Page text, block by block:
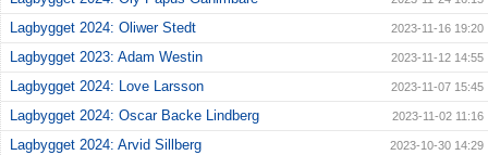
Lagbygget 2024: Oliwer Stedt 2023-11-16 19:20
Lagbygget 2023: Adam Westin 2023-11-12 14:55
Lagbygget 2024: Love Larsson 2023-11-07 15:45
Lagbygget 2024: Oscar Backe Lindberg 2023-11-02 11:16
Lagbygget 2024: Arvid Sillberg 2023-10-30 14:29